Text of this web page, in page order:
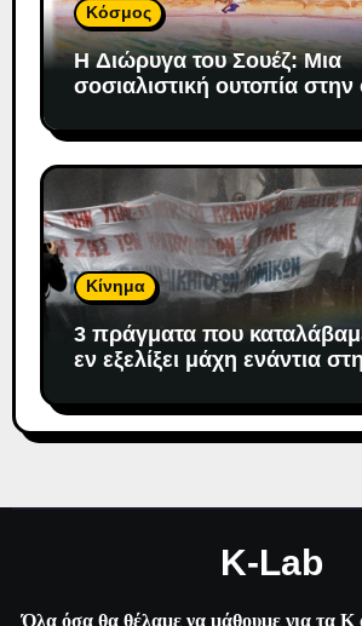
Κόσμος
H Διώρυγα του Σουέζ: Μια
σοσιαλιστική ουτοπία στην
Κίνημα
3 πράγματα που
εν εξελίξει μάχη ενάντια
K-Lab
Όλα όσα θα θέλαμε να μάθουμε για τα Κ